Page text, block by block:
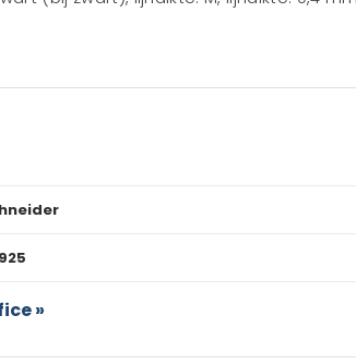
»